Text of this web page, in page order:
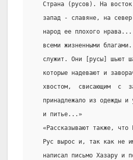
Страна (русов). На
запад - славяне, на
народ ее плохого
всеми жизненными
служит. Они [русы] шьют
которые надевают и
хвостом,  свисающим  с
принадлежало из одежды и
   и питье...»
«Рассказывают также, что
Рус вырос и, так как не
написал письмо Хазару и